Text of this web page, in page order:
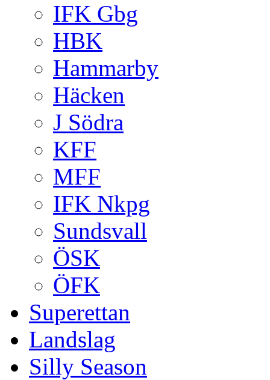
IFK Gbg
HBK
Hammarby
Häcken
J Södra
KFF
MFF
IFK Nkpg
Sundsvall
ÖSK
ÖFK
Superettan
Landslag
Silly Season